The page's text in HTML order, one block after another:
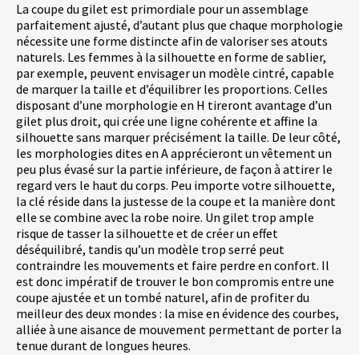
La coupe du gilet est primordiale pour un assemblage
parfaitement ajusté, d’autant plus que chaque morphologie
nécessite une forme distincte afin de valoriser ses atouts
naturels. Les femmes à la silhouette en forme de sablier,
par exemple, peuvent envisager un modèle cintré, capable
de marquer la taille et d’équilibrer les proportions. Celles
disposant d’une morphologie en H tireront avantage d’un
gilet plus droit, qui crée une ligne cohérente et affine la
silhouette sans marquer précisément la taille. De leur côté,
les morphologies dites en A apprécieront un vêtement un
peu plus évasé sur la partie inférieure, de façon à attirer le
regard vers le haut du corps. Peu importe votre silhouette,
la clé réside dans la justesse de la coupe et la manière dont
elle se combine avec la robe noire. Un gilet trop ample
risque de tasser la silhouette et de créer un effet
déséquilibré, tandis qu’un modèle trop serré peut
contraindre les mouvements et faire perdre en confort. Il
est donc impératif de trouver le bon compromis entre une
coupe ajustée et un tombé naturel, afin de profiter du
meilleur des deux mondes : la mise en évidence des courbes,
alliée à une aisance de mouvement permettant de porter la
tenue durant de longues heures.